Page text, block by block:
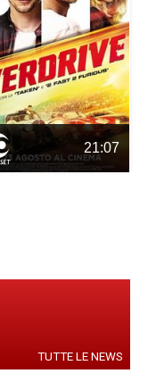
21:07
TUTTE LE NEWS